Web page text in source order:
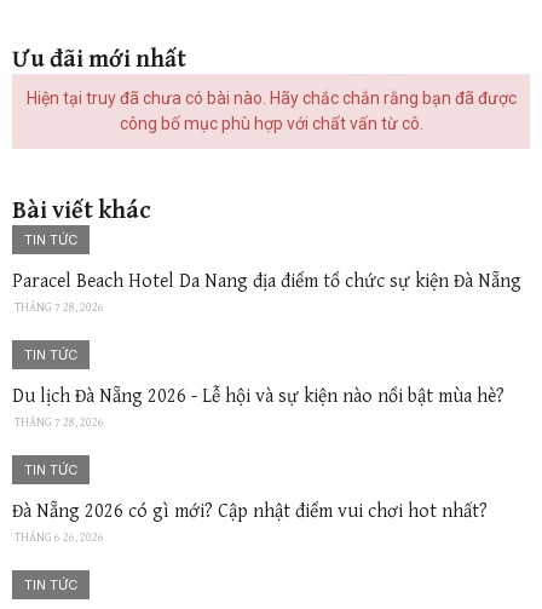
Ưu đãi mới nhất
Hiện tại truy đã chưa có bài nào. Hãy chắc chắn rằng bạn đã được
công bố mục phù hợp với chất vấn từ cô.
Bài viết khác
TIN TỨC
Paracel Beach Hotel Da Nang địa điểm tổ chức sự kiện Đà Nẵng
THÁNG 7 28, 2026
TIN TỨC
Du lịch Đà Nẵng 2026 - Lễ hội và sự kiện nào nổi bật mùa hè?
THÁNG 7 28, 2026
TIN TỨC
Đà Nẵng 2026 có gì mới? Cập nhật điểm vui chơi hot nhất?
THÁNG 6 26, 2026
TIN TỨC